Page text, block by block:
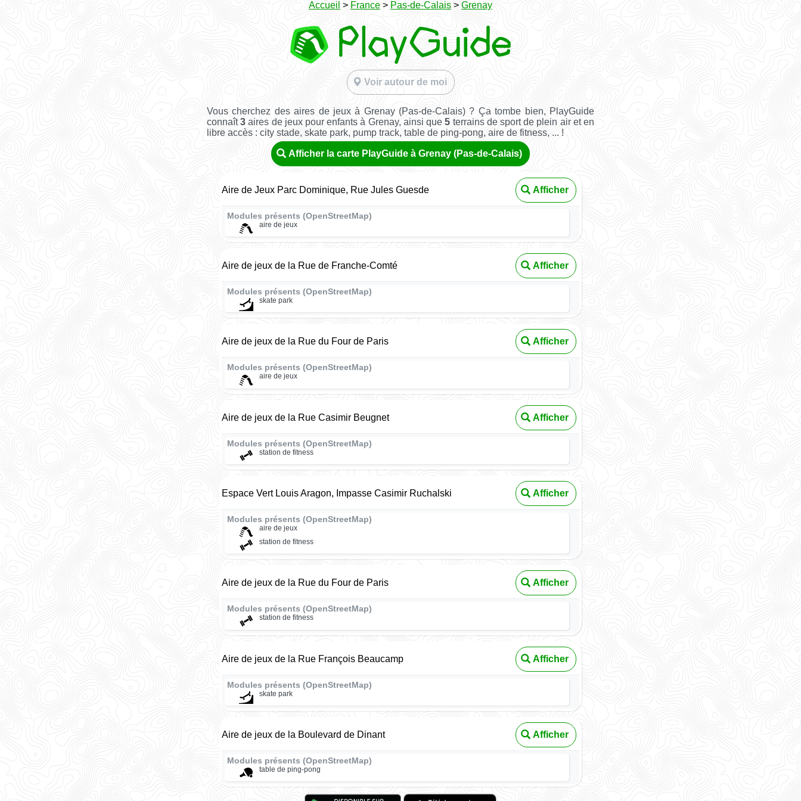
Accueil > France > Pas-de-Calais > Grenay
Voir autour de moi
Vous cherchez des aires de jeux à Grenay (Pas-de-Calais) ? Ça tombe bien, PlayGuide
connaît3 aires de jeux pour enfants à Grenay, ainsi que5 terrains de sport de plein air et en
libre accès : city stade, skate park, pump track, table de ping-pong, aire de fitness, ... !
Afficher la carte PlayGuide à Grenay (Pas-de-Calais)
Aire de Jeux Parc Dominique, Rue Jules Guesde Afficher
Modules présents (OpenStreetMap)
aire de jeux
Aire de jeux de la Rue de Franche-Comté Afficher
Modules présents (OpenStreetMap)
skate park
Aire de jeux de la Rue du Four de Paris Afficher
Modules présents (OpenStreetMap)
aire de jeux
Aire de jeux de la Rue Casimir Beugnet Afficher
Modules présents (OpenStreetMap)
station de fitness
Espace Vert Louis Aragon, Impasse Casimir Ruchalski Afficher
Modules présents (OpenStreetMap)
aire de jeux
station de fitness
Aire de jeux de la Rue du Four de Paris Afficher
Modules présents (OpenStreetMap)
station de fitness
Aire de jeux de la Rue François Beaucamp Afficher
Modules présents (OpenStreetMap)
skate park
Aire de jeux de la Boulevard de Dinant Afficher
Modules présents (OpenStreetMap)
table de ping-pong